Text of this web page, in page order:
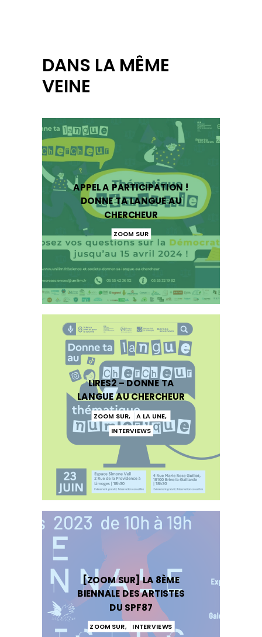
DANS LA MÊME
VEINE
APPEL A PARTICIPATION !
DONNE TA LANGUE AU
CHERCHEUR
ZOOM SUR
LIRES2 – DONNE TA
LANGUE AU CHERCHEUR
ZOOM SUR, A LA UNE,
INTERVIEWS
[ZOOM SUR] LA 8ÈME
BIENNALE DES ARTISTES
DU SPF87
ZOOM SUR, INTERVIEWS